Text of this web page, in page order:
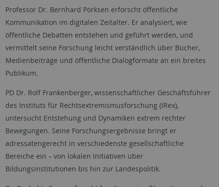
Professor Dr. Bernhard Pörksen erforscht öffentliche
Kommunikation im digitalen Zeitalter. Er analysiert, wie
öffentliche Debatten entstehen und geführt werden, und
vermittelt seine Forschung leicht verständlich über Bücher,
Medienbeiträge und öffentliche Dialogformate an ein breites
Publikum.
PD Dr. Rolf Frankenberger, wissenschaftlicher Geschäftsführer
des Instituts für Rechtsextremismusforschung (IRex),
untersucht Entstehung und Dynamiken extrem rechter
Bewegungen. Seine Forschungsergebnisse bringt er
adressatengerecht in verschiedenste gesellschaftliche
Bereiche ein – von lokalen Initiativen über
Bildungsinstitutionen bis hin zur Landespolitik.